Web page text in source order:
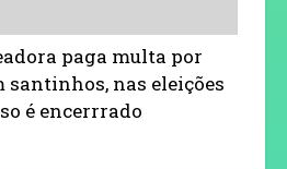
paga multa por
santinhos, nas eleições
é encerrrado